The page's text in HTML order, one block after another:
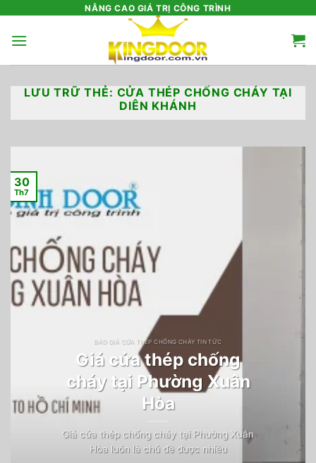
nội
NÂNG CAO GIÁ TRỊ CÔNG TRÌNH
LƯU TRỮ THẺ: CỬA THÉP CHỐNG CHÁY TẠI
DIÊN KHÁNH
BÁO GIÁ CỬA THÉP CHỐNG CHÁY TIN TỨC
Giá cửa thép chống
cháy tại Phường Xuân
Hòa
Giá cửa thép chống cháy tại Phường Xuân
Hòa luôn là chủ đề được nhiều
30
Th7